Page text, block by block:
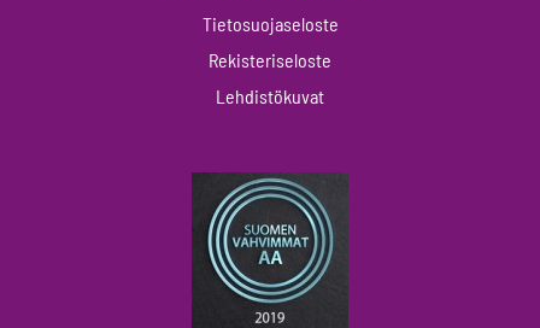
Tietosuojaseloste
Rekisteriseloste
Lehdistökuvat